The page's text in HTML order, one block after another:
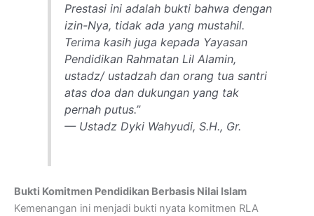
Prestasi ini adalah bukti bahwa dengan
izin-Nya, tidak ada yang mustahil.
Terima kasih juga kepada Yayasan
Pendidikan Rahmatan Lil Alamin,
ustadz/ ustadzah dan orang tua santri
atas doa dan dukungan yang tak
pernah putus.”
— Ustadz Dyki Wahyudi, S.H., Gr.
Bukti Komitmen Pendidikan Berbasis Nilai Islam
Kemenangan ini menjadi bukti nyata komitmen RLA